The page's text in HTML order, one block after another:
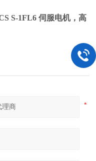
S-1FL6 伺服电机，高